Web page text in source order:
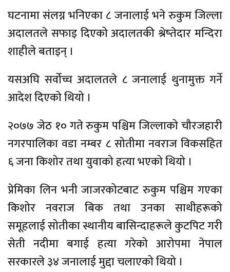
घटनामा संलग्न भनिएका ८ जनालाई भने रुकुम जिल्ला
अदालतले सफाइ दिएको अदालतकी श्रेष्तेदार मन्दिरा
शाहीले बताइन् ।
यसअघि सर्वोच्च अदालतले ८ जनालाई थुनामुक्त गर्ने
आदेश दिएको थियो ।
२०७७ जेठ १० गते रुकुम पश्चिम जिल्लाको चौरजहारी
नगरपालिका वडा नम्बर ८ सोतीमा नवराज विकसहित
६ जना किशोर तथा युवाको हत्या भएको थियो ।
प्रेमिका लिन भनी जाजरकोटबाट रुकुम पश्चिम गएका
किशोर नवराज बिक तथा उनका साथीहरूको
समूहलाई सोतीका स्थानीय बासिन्दाहरूले कुटपिट गरी
सेती नदीमा बगाई हत्या गरेको आरोपमा नेपाल
सरकारले ३४ जनालाई मुद्दा चलाएको थियो ।